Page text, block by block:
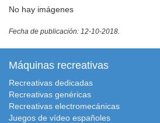
No hay imágenes
Fecha de publicación: 12-10-2018.
Máquinas recreativas
Recreativas dedicadas
Recreativas genéricas
Recreativas electromecánicas
Juegos de vídeo españoles